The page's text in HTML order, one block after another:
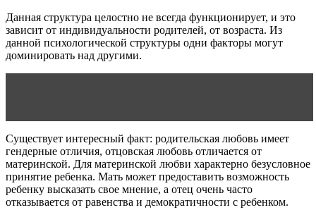
Данная структура целостно не всегда функционирует, и это
зависит от индивидуальности родителей, от возраста. Из
данной психологической структуры одни факторы могут
доминировать над другими.
Существует интересный факт: родительская любовь имеет
гендерные отличия, отцовская любовь отличается от
материнской. Для материнской любви характерно безусловное
принятие ребенка. Мать может предоставить возможность
ребенку высказать свое мнение, а отец очень часто
отказывается от равенства и демократичности с ребенком.